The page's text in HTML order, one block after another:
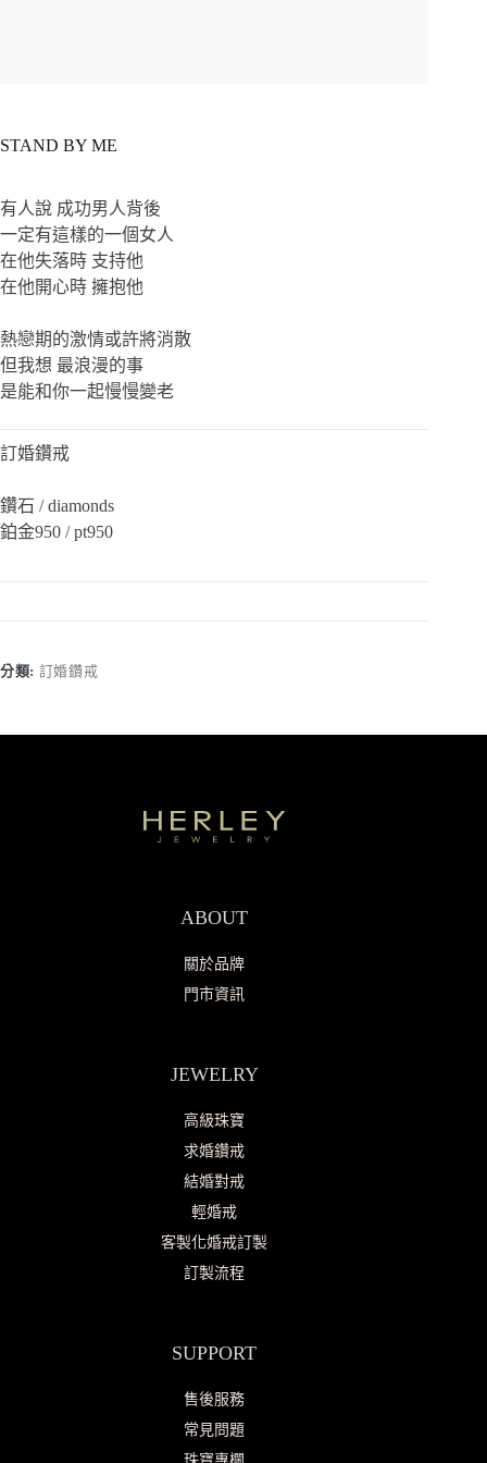
STAND BY ME
有人說 成功男人背後
一定有這樣的一個女人
在他失落時 支持他
在他開心時 擁抱他
熱戀期的激情或許將消散
但我想 最浪漫的事
是能和你一起慢慢變老
訂婚鑽戒
鑽石 / diamonds
鉑金950 / pt950
分類: 訂婚鑽戒
ABOUT
關於品牌
門市資訊
JEWELRY
高級珠寶
求婚鑽戒
結婚對戒
輕婚戒
客製化婚戒訂製
訂製流程
SUPPORT
售後服務
常見問題